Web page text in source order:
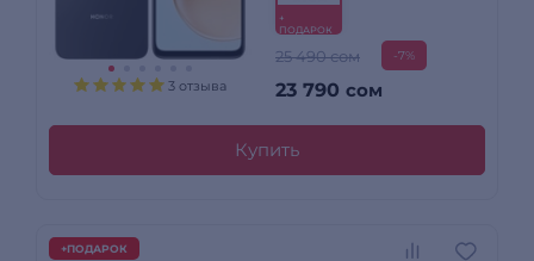
3 отзыва
+
ПОДАРОК
25 490 сом -7%
23 790 сом
Купить
+ПОДАРОК